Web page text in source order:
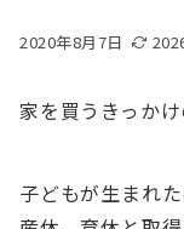
2020年8月7日
家を買うきっか
子どもが生まれた